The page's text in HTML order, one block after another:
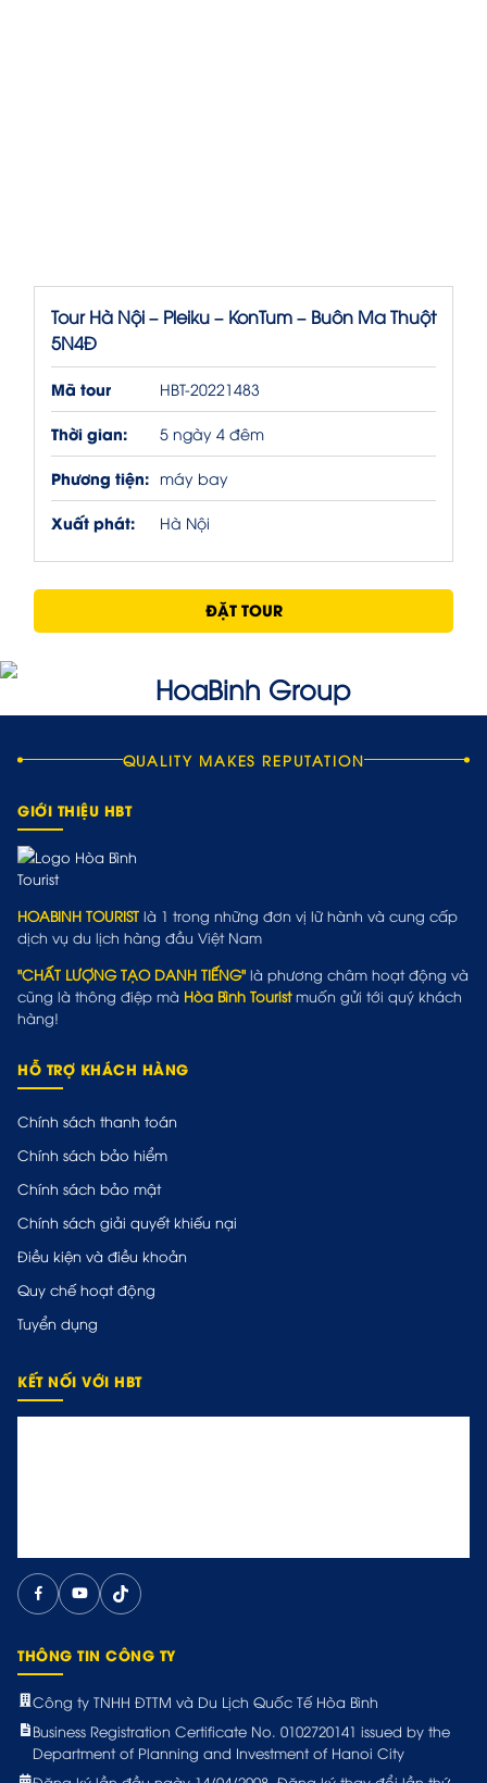
Tour Hà Nội – Pleiku – KonTum – Buôn Ma Thuột
5N4Đ
Mã tour HBT-20221483
Thời gian: 5 ngày 4 đêm
Phương tiện: máy bay
Xuất phát: Hà Nội
ĐẶT TOUR
QUALITY MAKES REPUTATION
GIỚI THIỆU HBT
HOABINH TOURIST là 1 trong những đơn vị lữ hành và cung cấp
dịch vụ du lịch hàng đầu Việt Nam
"CHẤT LƯỢNG TẠO DANH TIẾNG" là phương châm hoạt động và
cũng là thông điệp mà Hòa Bình Touristmuốn gửi tới quý khách
hàng!
HỖ TRỢ KHÁCH HÀNG
Chính sách thanh toán
Chính sách bảo hiểm
Chính sách bảo mật
Chính sách giải quyết khiếu nại
Điều kiện và điều khoản
Quy chế hoạt động
Tuyển dụng
KẾT NỐI VỚI HBT
THÔNG TIN CÔNG TY
Công ty TNHH ĐTTM và Du Lịch Quốc Tế Hòa Bình
Business Registration Certificate No. 0102720141 issued by the
Department of Planning and Investment of Hanoi City